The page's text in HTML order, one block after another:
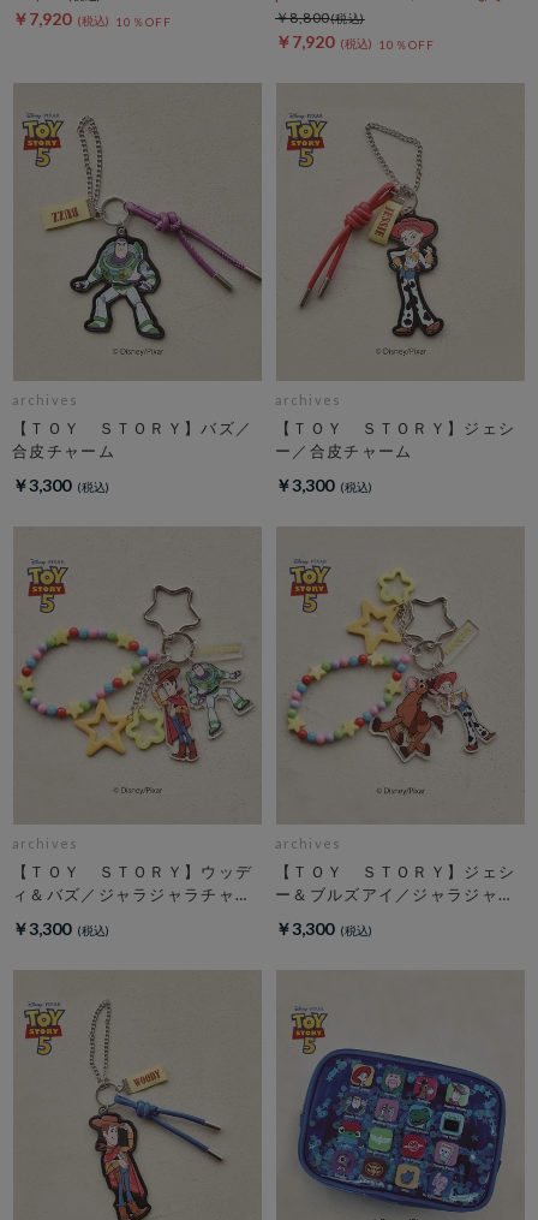
￥7,920 10％OFF
￥7,920 10％OFF
￥8,800
archives
【ＴＯＹ ＳＴＯＲＹ】バズ／
合皮チャーム
￥3,300
archives
【ＴＯＹ ＳＴＯＲＹ】ジェシ
ー／合皮チャーム
￥3,300
archives
【ＴＯＹ ＳＴＯＲＹ】ウッデ
ィ＆バズ／ジャラジャラチャー
￥3,300
archives
【ＴＯＹ ＳＴＯＲＹ】ジェシ
ー＆ブルズアイ／ジャラジャラ
￥3,300